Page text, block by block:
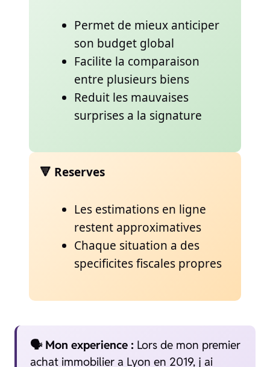
Permet de mieux anticiper
son budget global
Facilite la comparaison
entre plusieurs biens
Reduit les mauvaises
surprises a la signature
🔻 Reserves
Les estimations en ligne
restent approximatives
Chaque situation a des
specificites fiscales propres
🗣️ Mon experience : Lors de mon premier
achat immobilier a Lyon en 2019, j ai